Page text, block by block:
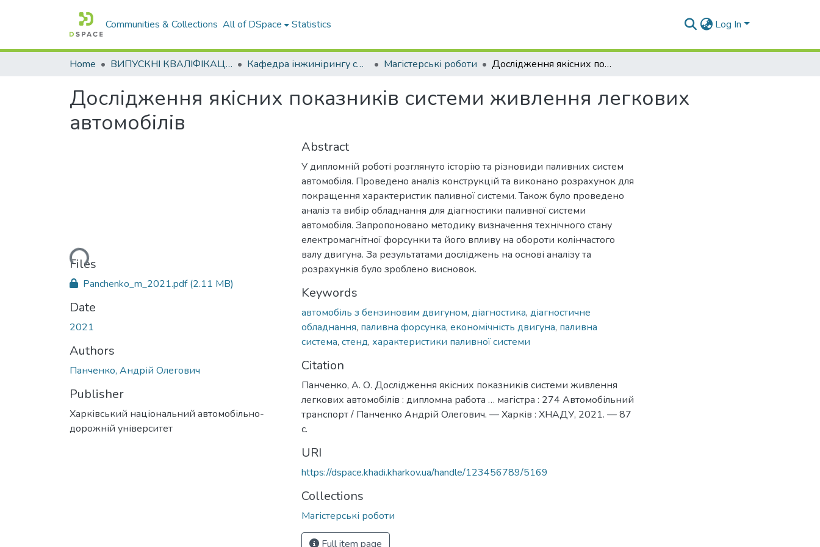
Communities & Collections All of DSpace Statistics Log In
Home ВИПУСКНІ КВАЛІФІКАЦІЙНІ РОБОТИ Кафедра інжинірингу систем автомобільного транспорту Магістерські роботи Дослідження якісних показників системи живлення легкових автомобілів
Дослідження якісних показників системи живлення легкових
автомобілів
Loading...
Files
Panchenko_m_2021.pdf(2.11 MB)
Date
2021
Authors
Панченко, Андрій Олегович
Publisher
Харківський національний автомобільно-
дорожній університет
Abstract
У дипломній роботі розглянуто історію та різновиди паливних систем
автомобіля. Проведено аналіз конструкцій та виконано розрахунок для
покращення характеристик паливної системи. Також було проведено
аналіз та вибір обладнання для діагностики паливної системи
автомобіля. Запропоновано методику визначення технічного стану
електромагнітної форсунки та його впливу на обороти колінчастого
валу двигуна. За результатами досліджень на основі аналізу та
розрахунків було зроблено висновок.
Keywords
автомобіль з бензиновим двигуном, діагностика, діагностичне
обладнання, паливна форсунка, економічність двигуна, паливна
система, стенд, характеристики паливної системи
Citation
Панченко, А. О. Дослідження якісних показників системи живлення
легкових автомобілів : дипломна работа … магістра : 274 Автомобільний
транспорт / Панченко Андрій Олегович. — Харків : ХНАДУ, 2021. — 87
с.
URI
https://dspace.khadi.kharkov.ua/handle/123456789/5169
Collections
Магістерські роботи
Full item page